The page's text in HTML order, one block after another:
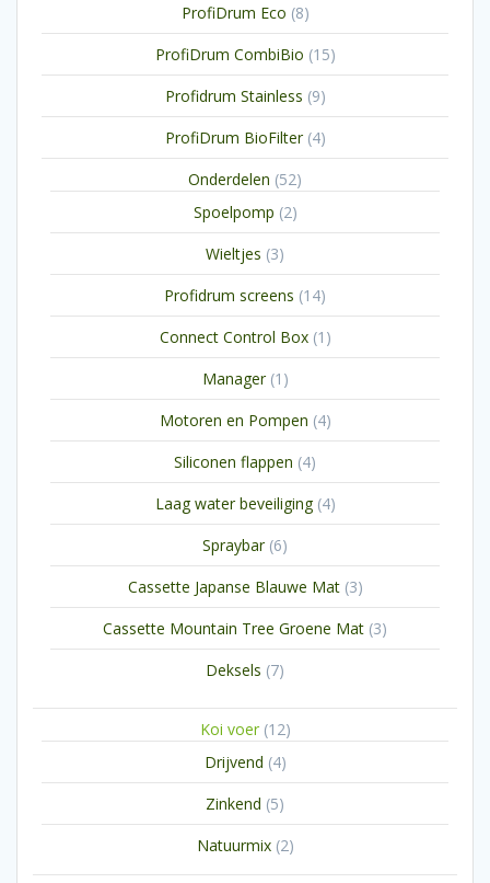
ProfiDrum Eco 88
producten
ProfiDrum CombiBio 1515
producten
Profidrum Stainless 99
producten
ProfiDrum BioFilter 44
producten
Onderdelen 5252
Spoelpomp 22
producten
Wieltjes 33
producten
Profidrum screens 1414
producten
Connect Control Box 1 1
product
Manager 1 1
product
Motoren en Pompen 44
producten
Siliconen flappen 44
producten
Laag water beveiliging 44
producten
Spraybar 66
producten
Cassette Japanse Blauwe Mat 33
producten
Cassette Mountain Tree Groene Mat 33
producten
Deksels 77
Koi voer 1212
Drijvend 44
producten
Zinkend 55
producten
Natuurmix 22